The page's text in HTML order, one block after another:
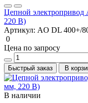
Цепной электропривод
220 В)
Артикул: AO DL 400+/
0
Цена по запросу
Быстрый заказ В
В наличии